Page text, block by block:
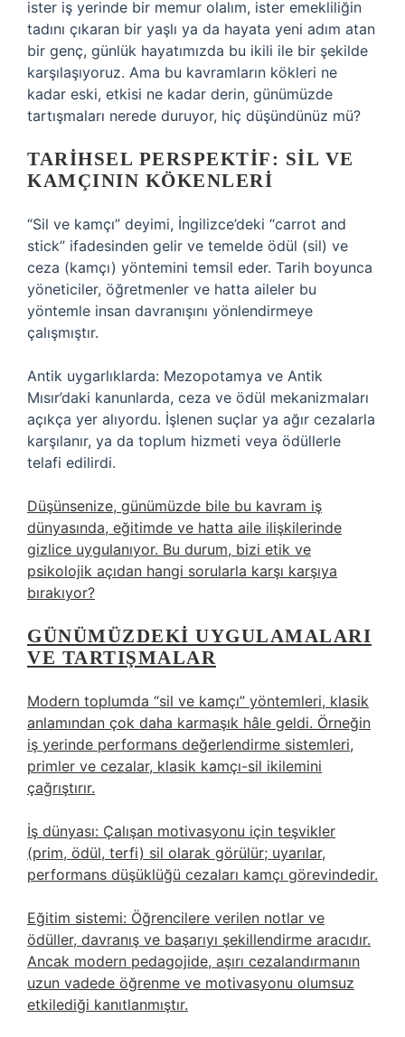
ister iş yerinde bir memur olalım, ister emekliliğin
tadını çıkaran bir yaşlı ya da hayata yeni adım atan
bir genç, günlük hayatımızda bu ikili ile bir şekilde
karşılaşıyoruz. Ama bu kavramların kökleri ne
kadar eski, etkisi ne kadar derin, günümüzde
tartışmaları nerede duruyor, hiç düşündünüz mü?
TARIHSEL PERSPEKTIF: SIL VE
KAMÇININ KÖKENLERI
“Sil ve kamçı” deyimi, İngilizce’deki “carrot and
stick” ifadesinden gelir ve temelde ödül (sil) ve
ceza (kamçı) yöntemini temsil eder. Tarih boyunca
yöneticiler, öğretmenler ve hatta aileler bu
yöntemle insan davranışını yönlendirmeye
çalışmıştır.
Antik uygarlıklarda: Mezopotamya ve Antik
Mısır’daki kanunlarda, ceza ve ödül mekanizmaları
açıkça yer alıyordu. İşlenen suçlar ya ağır cezalarla
karşılanır, ya da toplum hizmeti veya ödüllerle
telafi edilirdi.
Düşünsenize, günümüzde bile bu kavram iş
dünyasında, eğitimde ve hatta aile ilişkilerinde
gizlice uygulanıyor. Bu durum, bizi etik ve
psikolojik açıdan hangi sorularla karşı karşıya
bırakıyor?
GÜNÜMÜZDEKI UYGULAMALARI
VE TARTIŞMALAR
Modern toplumda “sil ve kamçı” yöntemleri, klasik
anlamından çok daha karmaşık hâle geldi. Örneğin
iş yerinde performans değerlendirme sistemleri,
primler ve cezalar, klasik kamçı-sil ikilemini
çağrıştırır.
İş dünyası: Çalışan motivasyonu için teşvikler
(prim, ödül, terfi) sil olarak görülür; uyarılar,
performans düşüklüğü cezaları kamçı görevindedir.
Eğitim sistemi: Öğrencilere verilen notlar ve
ödüller, davranış ve başarıyı şekillendirme aracıdır.
Ancak modern pedagojide, aşırı cezalandırmanın
uzun vadede öğrenme ve motivasyonu olumsuz
etkilediği kanıtlanmıştır.